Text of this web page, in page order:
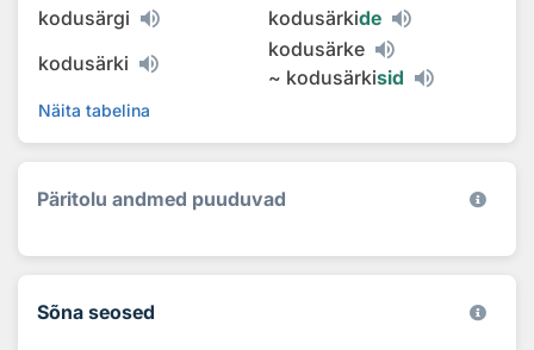
kodusärgi
kodusärkide
kodusärki
kodusärke
~ kodusärkisid
Näita tabelina
Päritolu andmed puuduvad
Sõna seosed